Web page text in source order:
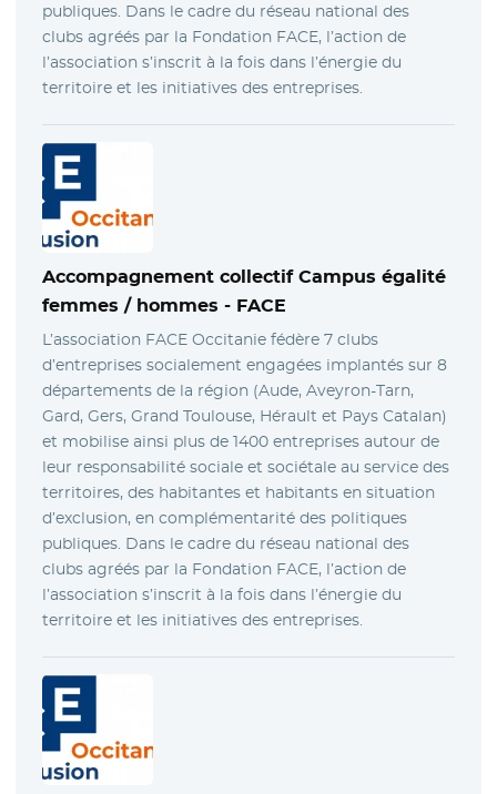
publiques. Dans le cadre du réseau national des
clubs agréés par la Fondation FACE, l’action de
l’association s’inscrit à la fois dans l’énergie du
territoire et les initiatives des entreprises.
Accompagnement collectif Campus égalité
femmes / hommes - FACE
L’association FACE Occitanie fédère 7 clubs
d’entreprises socialement engagées implantés sur 8
départements de la région (Aude, Aveyron-Tarn,
Gard, Gers, Grand Toulouse, Hérault et Pays Catalan)
et mobilise ainsi plus de 1400 entreprises autour de
leur responsabilité sociale et sociétale au service des
territoires, des habitantes et habitants en situation
d’exclusion, en complémentarité des politiques
publiques. Dans le cadre du réseau national des
clubs agréés par la Fondation FACE, l’action de
l’association s’inscrit à la fois dans l’énergie du
territoire et les initiatives des entreprises.